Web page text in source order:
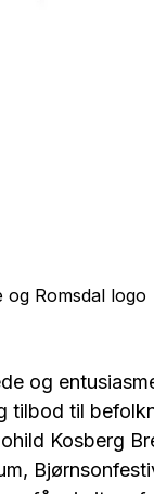
Romsdal logo
og
tilbod til
Kosberg